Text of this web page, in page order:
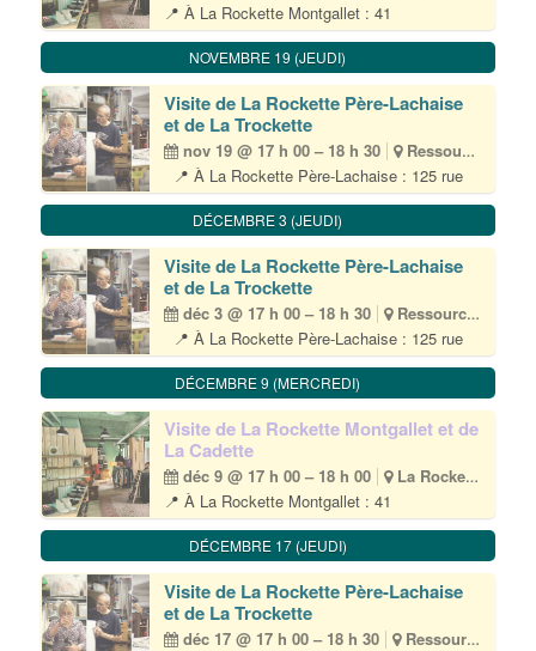
📍 À La Rockette Montgallet : 41
rue Jacques Hillairet – 75012 Paris • Ⓜ️
Montgallet 📆 1 mercredi par mois • 17H>18H
👥 Tout public 🎟 Inscription obligatoire par
email à cadette@lapetiterockette.org
💶 Gratuit La Petite Rockette est heureuse
d’ouvrir ses[...]
NOVEMBRE 19 (JEUDI)
Visite de La Rockette Père-Lachaise
et de La Trockette
nov 19 @ 17 h 00 – 18 h 30
Ressourcerie
📍 À La Rockette Père-Lachaise : 125 rue
du chemin vert – 75011 Paris • (M) Père-
Lachaise 👥 Tout public – 10 participant·es
max 🎟 Inscription obligatoire par email à
visite@lapetiterockette.org 💶 Gratuit Durée
environ 1h30 La Petite Rockette est[...]
DÉCEMBRE 3 (JEUDI)
Visite de La Rockette Père-Lachaise
et de La Trockette
déc 3 @ 17 h 00 – 18 h 30
Ressourcerie
📍 À La Rockette Père-Lachaise : 125 rue
du chemin vert – 75011 Paris • (M) Père-
Lachaise 👥 Tout public – 10 participant·es
max 🎟 Inscription obligatoire par email à
visite@lapetiterockette.org 💶 Gratuit Durée
environ 1h30 La Petite Rockette est[...]
DÉCEMBRE 9 (MERCREDI)
Visite de La Rockette Montgallet et de
La Cadette
déc 9 @ 17 h 00 – 18 h 00
La Rockette Ressourcerie Montgallet
📍 À La Rockette Montgallet : 41
rue Jacques Hillairet – 75012 Paris • Ⓜ️
Montgallet 📆 1 mercredi par mois • 17H>18H
👥 Tout public 🎟 Inscription obligatoire par
email à cadette@lapetiterockette.org
💶 Gratuit La Petite Rockette est heureuse
d’ouvrir ses[...]
DÉCEMBRE 17 (JEUDI)
Visite de La Rockette Père-Lachaise
et de La Trockette
déc 17 @ 17 h 00 – 18 h 30
Ressourcerie